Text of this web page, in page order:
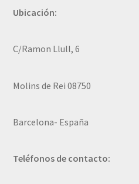
Ubicación:
C/Ramon Llull, 6
Molins de Rei 08750
Barcelona- España
Teléfonos de contacto: